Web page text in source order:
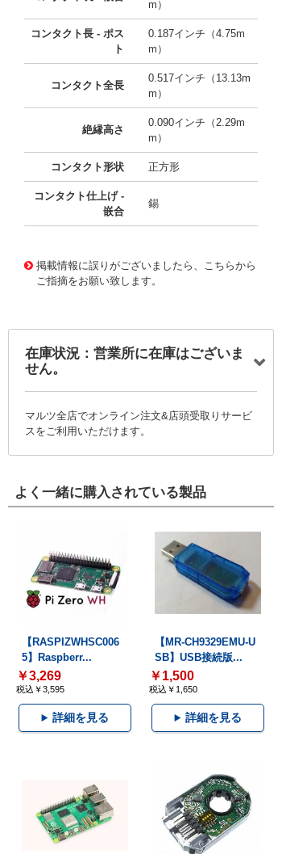
m）
コンタクト長 - ポス
ト
0.187インチ（4.75m
m）
コンタクト全長
0.517インチ（13.13m
m）
絶縁高さ
0.090インチ（2.29m
m）
コンタクト形状 正方形
コンタクト仕上げ -
嵌合
錫
掲載情報に誤りがございましたら、こちらから
ご指摘をお願い致します。
在庫状況：営業所に在庫はございま
せん。
マルツ全店でオンライン注文&店頭受取りサービ
スをご利用いただけます。
よく一緒に購入されている製品
【RASPIZWHSC006
5】Raspberr...
￥3,269
税込￥3,595
詳細を見る
【MR-CH9329EMU-U
SB】USB接続版...
￥1,500
税込￥1,650
詳細を見る